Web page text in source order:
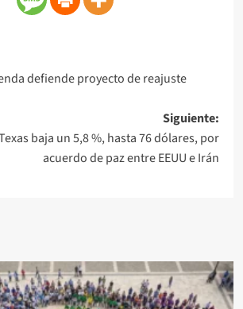
defiende proyecto de reajuste
Siguiente:
baja un 5,8 %, hasta 76 dólares, por
acuerdo de paz entre EEUU e Irán